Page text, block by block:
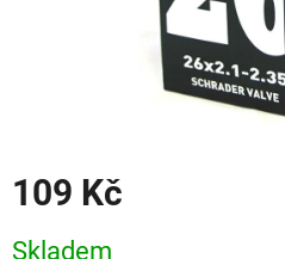
109 Kč
Skladem